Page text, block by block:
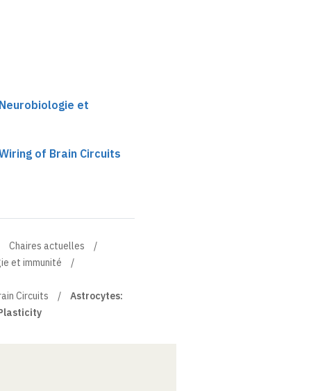
et
of Brain Circuits
Chaires actuelles
et immunité
Circuits
Astrocytes: